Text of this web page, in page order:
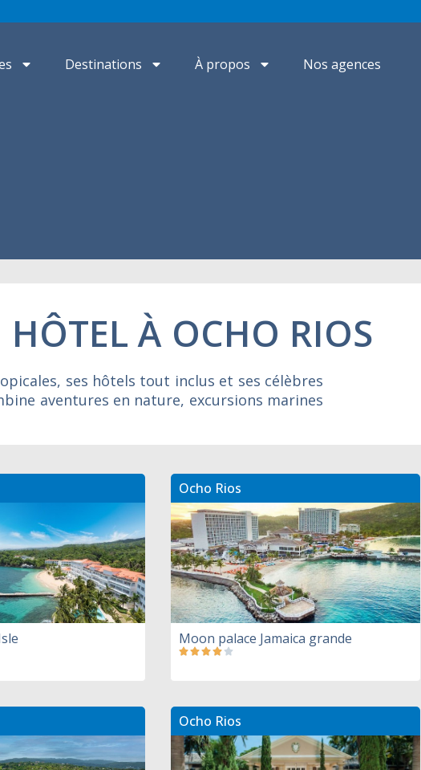
Destinations À propos Nos agences
HÔTEL À OCHO RIOS
ses hôtels tout inclus et ses célèbres
aventures en nature, excursions marines
Ocho Rios
Moon palace Jamaica grande
Ocho Rios